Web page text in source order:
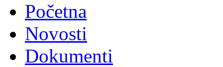
Početna
Novosti
Dokumenti